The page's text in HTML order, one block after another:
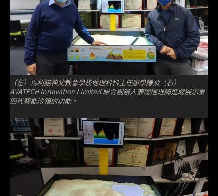
（左）瑪利諾神父教會學校地理科科主任廖學謙及（右）
AVATECH Innovation Limited 聯合創辦人兼總經理譚進聰展示第
四代智能沙箱的功能。